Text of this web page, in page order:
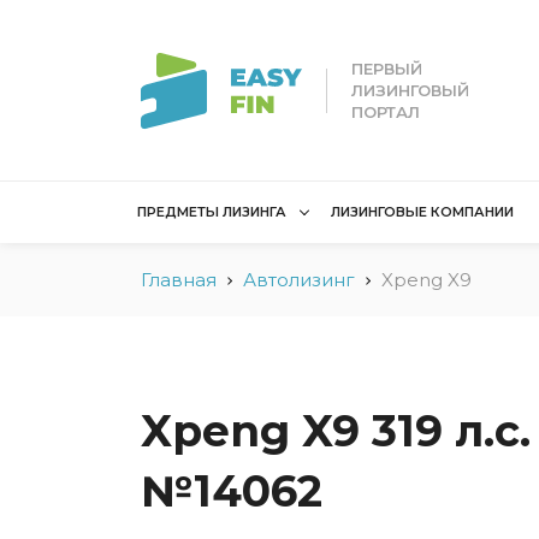
ПЕРВЫЙ
ЛИЗИНГОВЫЙ
ПОРТАЛ
ПРЕДМЕТЫ ЛИЗИНГА
Лизинг для
Грузовые автомобили
Для юридических лиц в
Беларуси
Коммерческий
Лизинг
Для
ЛИЗИНГОВЫЕ КОМПАНИИ
Главная Автолизинг Xpeng X9
Xpeng X9 319
№14062